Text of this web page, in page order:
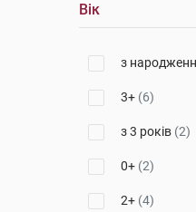
Вік
з
3+ (6)
з 3 років (2)
0+ (2)
2+ (4)